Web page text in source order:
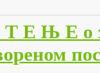
Њ Е о